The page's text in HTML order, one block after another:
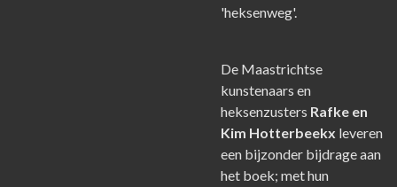
'heksenweg'.
De Maastrichtse
kunstenaars en
heksenzusters Rafke en
Kim Hotterbeekx leveren
een bijzonder bijdrage aan
het boek; met hun